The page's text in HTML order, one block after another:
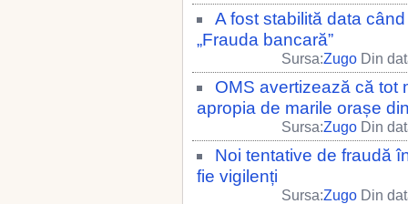
A fost stabilită data
„Frauda bancară”
Sursa:Zugo Din
OMS avertizează că tot
apropia de marile orașe
Sursa:Zugo Din
Noi tentative de fraudă
fie vigilenți
Sursa:Zugo Din